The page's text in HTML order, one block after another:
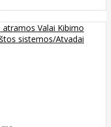
atramos Valai Kibimo
sistemos/Atvadai